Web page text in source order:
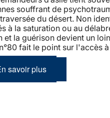
souffrant de
du désert. Non
à la saturation ou au
et la guérison devient un
fait le point sur l'accès
savoir plus